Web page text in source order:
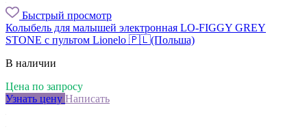
Быстрый просмотр
Колыбель для малышей электронная LO-FIGGY GREY
STONE с пультом Lionelo 🇵🇱(Польша)
В наличии
Цена по запросу
Узнать цену Написать